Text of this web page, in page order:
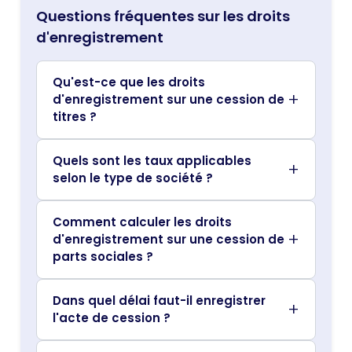
Questions fréquentes sur les droits
d'enregistrement
Qu'est-ce que les droits
d'enregistrement sur une cession de
titres ?
Quels sont les taux applicables
selon le type de société ?
Comment calculer les droits
d'enregistrement sur une cession de
parts sociales ?
Dans quel délai faut-il enregistrer
l'acte de cession ?